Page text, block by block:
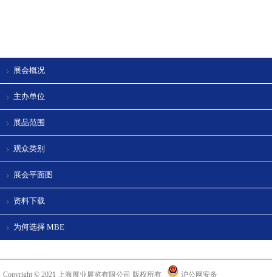
展会概况
主办单位
展品范围
观众类别
展会平面图
资料下载
为何选择 MBE
Copyright © 2021 上海展业展览有限公司 版权所有 沪公网安备